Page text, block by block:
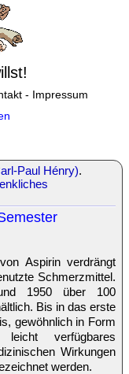
- Impressum
Paul Hénry).
Aspirin verdrängt
Schmerzmittel.
1950 über 100
Bis in das erste
gewöhnlich in Form
verfügbares
Wirkungen
werden.